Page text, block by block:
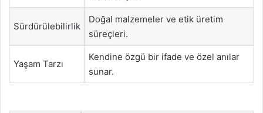
Sürdürülebilirlik
Doğal malzemeler ve etik üretim
süreçleri.
Yaşam Tarzı
Kendine özgü bir ifade ve özel anılar
sunar.